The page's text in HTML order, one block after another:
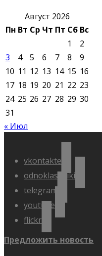
Август 2026
Пн Вт Ср Чт Пт Сб Вс
1
2
3
4 5 6 7 8
9
10 11 12 13 14 15 16
17 18 19 20 21 22 23
24 25 26 27 28 29 30
31
« Июл
vkontakte
odnoklassniki
telegram
youtube
flickr
Предложить новость